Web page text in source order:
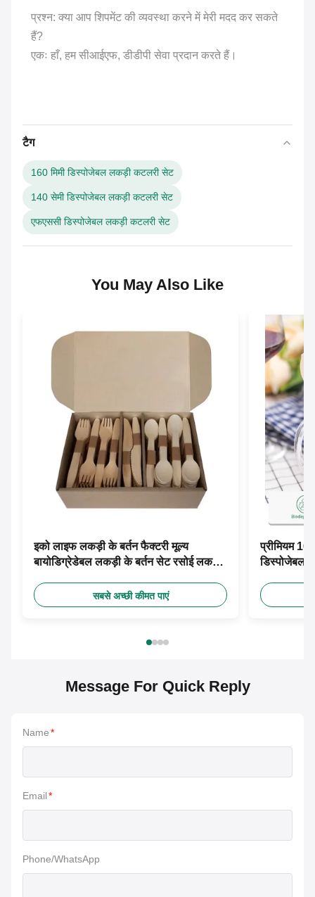
प्रश्न: क्या आप शिपमेंट की व्यवस्था करने में मेरी मदद कर सकते
हैं?
एकः हाँ, हम सीआईएफ, डीडीपी सेवा प्रदान करते हैं।
टैग
160 मिमी डिस्पोजेबल लकड़ी कटलरी सेट
140 सेमी डिस्पोजेबल लकड़ी कटलरी सेट
एफएससी डिस्पोजेबल लकड़ी कटलरी सेट
You May Also Like
इको लाइफ लकड़ी के बर्तन फैक्टरी मूल्य
बायोडिग्रेडेबल लकड़ी के बर्तन सेट रसोई लकड़ी
सबसे अच्छी कीमत पाएं
प्रीमियम
डिस्पोजेबल
Message For Quick Reply
Name*
Email*
Phone/WhatsApp